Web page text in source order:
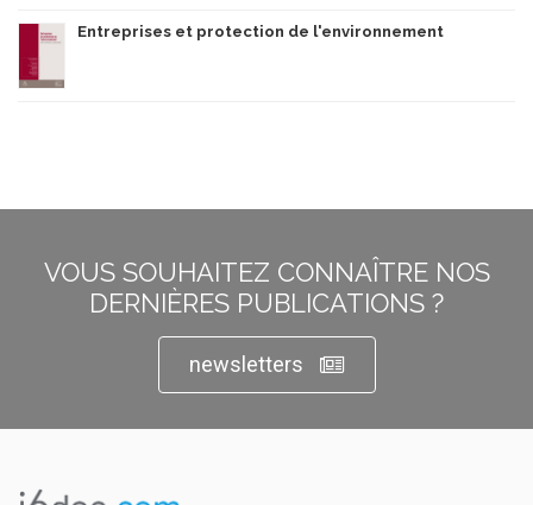
Entreprises et protection de l'environnement
VOUS SOUHAITEZ CONNAÎTRE NOS
DERNIÈRES PUBLICATIONS ?
newsletters